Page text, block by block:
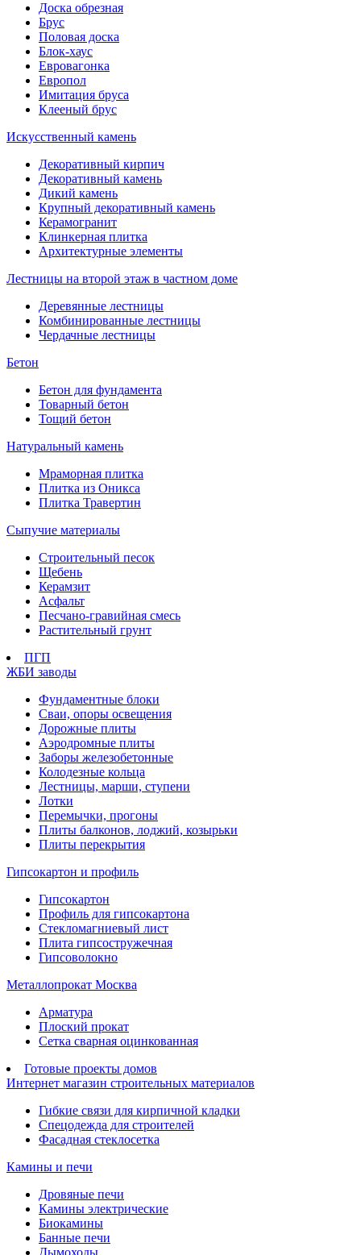
Доска обрезная
Брус
Половая доска
Блок-хаус
Евровагонка
Европол
Имитация бруса
Клееный брус
Искусственный камень
Декоративный кирпич
Декоративный камень
Дикий камень
Крупный декоративный камень
Керамогранит
Клинкерная плитка
Архитектурные элементы
Лестницы на второй этаж в частном доме
Деревянные лестницы
Комбинированные лестницы
Чердачные лестницы
Бетон
Бетон для фундамента
Товарный бетон
Тощий бетон
Натуральный камень
Мраморная плитка
Плитка из Оникса
Плитка Травертин
Сыпучие материалы
Строительный песок
Щебень
Керамзит
Асфальт
Песчано-гравийная смесь
Растительный грунт
ПГП
ЖБИ заводы
Фундаментные блоки
Сваи, опоры освещения
Дорожные плиты
Аэродромные плиты
Заборы железобетонные
Колодезные кольца
Лестницы, марши, ступени
Лотки
Перемычки, прогоны
Плиты балконов, лоджий, козырьки
Плиты перекрытия
Гипсокартон и профиль
Гипсокартон
Профиль для гипсокартона
Стекломагниевый лист
Плита гипсостружечная
Гипсоволокно
Металлопрокат Москва
Арматура
Плоский прокат
Сетка сварная оцинкованная
Готовые проекты домов
Интернет магазин строительных материалов
Гибкие связи для кирпичной кладки
Спецодежда для строителей
Фасадная стеклосетка
Камины и печи
Дровяные печи
Камины электрические
Биокамины
Банные печи